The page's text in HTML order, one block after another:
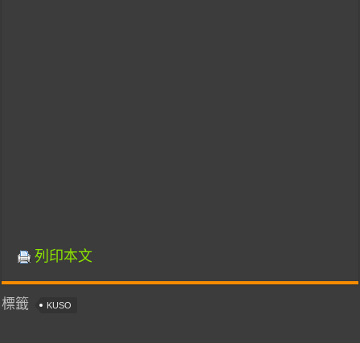
列印本文
標籤 KUSO